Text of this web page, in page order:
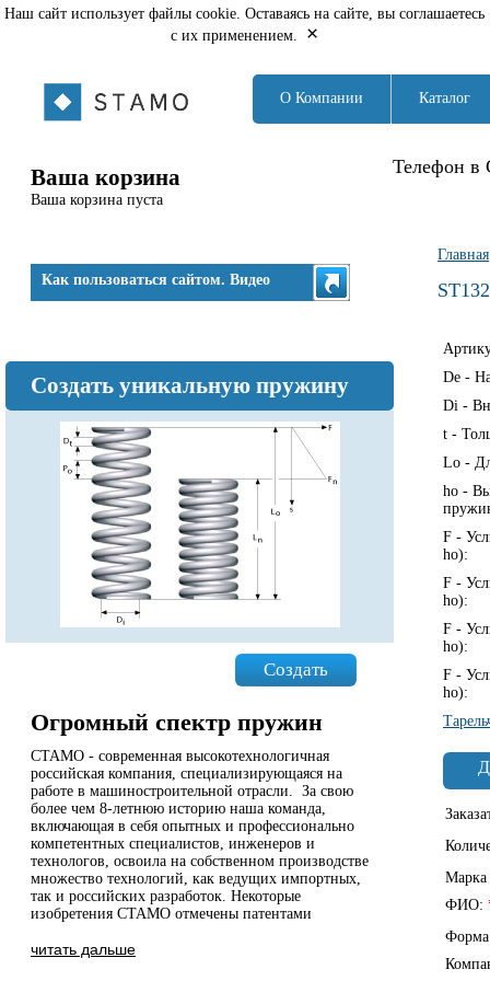
Наш сайт использует файлы cookie. Оставаясь на сайте, вы соглашаетесь
с их применением.
×
О Компании Каталог
Телефон в
Ваша корзина
Ваша корзина пуста
Как пользоваться сайтом. Видео
Создать уникальную пружину
Создать
Огромный спектр пружин
СТАМО - современная высокотехнологичная
российская компания, специализирующаяся на
работе в машиностроительной отрасли. За свою
более чем 8-летнюю историю наша команда,
включающая в себя опытных и профессионально
компетентных специалистов, инженеров и
технологов, освоила на собственном производстве
множество технологий, как ведущих импортных,
так и российских разработок. Некоторые
изобретения СТАМО отмечены патентами
читать дальше
Вы
Главная
De -
Di -
t -
Lo -
ho -
F -
ho):
F -
ho):
F -
ho):
F -
ho):
Марка
ФИО:
Форма